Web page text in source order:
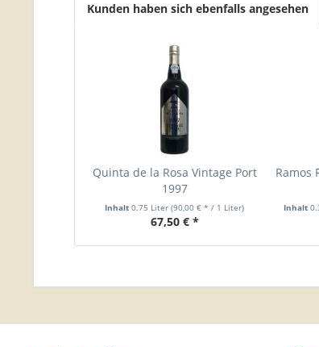
Kunden haben sich ebenfalls angesehen
Quinta de la Rosa Vintage Port
1997
Inhalt0.75 Liter(90,00 € * / 1 Liter)
67,50 € *
Ramos
Inhalt